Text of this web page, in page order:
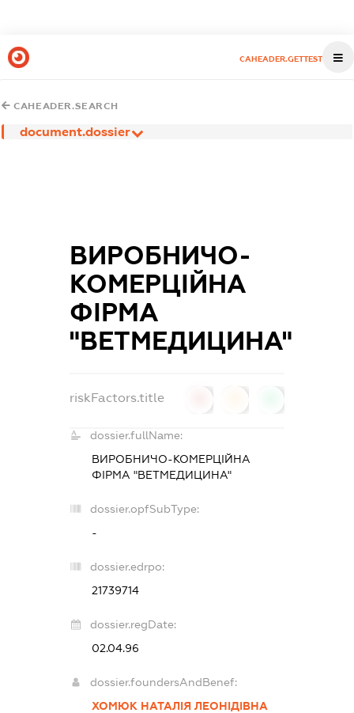
CAHEADER.GETTEST
CAHEADER.SEARCH
document.dossier
ВИРОБНИЧО-
КОМЕРЦІЙНА
ФІРМА
"ВЕТМЕДИЦИНА"
riskFactors.title
dossier.fullName:
ВИРОБНИЧО-КОМЕРЦІЙНА
ФІРМА "ВЕТМЕДИЦИНА"
dossier.opfSubType:
-
dossier.edrpo:
21739714
dossier.regDate:
02.04.96
dossier.foundersAndBenef:
ХОМЮК НАТАЛІЯ ЛЕОНІДІВНА